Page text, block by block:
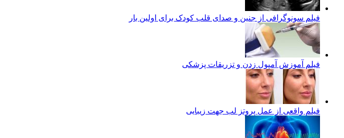
فیلم سونوگرافی از جنین و صدای قلب کودک برای اولین بار
فیلم آموزش آمپول زدن و تزریقات پزشکی
فیلم واقعی از عمل پروتز لب جهت زیبایی